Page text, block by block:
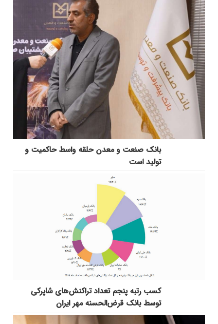
بانك صنعت و معدن حلقه واسط حاكمیت و
تولید است
کسب رتبه پنجم تعداد تراکنش‌های شاپرکی
توسط بانک قرض‌الحسنه مهر ایران